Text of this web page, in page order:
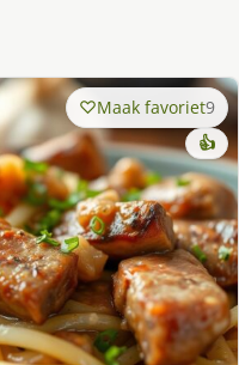
Maak favoriet9
👍